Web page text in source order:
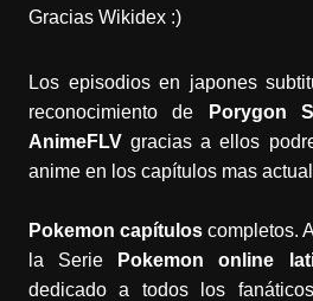
Gracias Wikidex :)
Los episodios en japones
reconocimiento de
Porygon
AnimeFLVgracias a ellos
anime en los capítulos mas
Pokemon capítuloscompletos.
la Serie
Pokemon online
dedicado a todos los